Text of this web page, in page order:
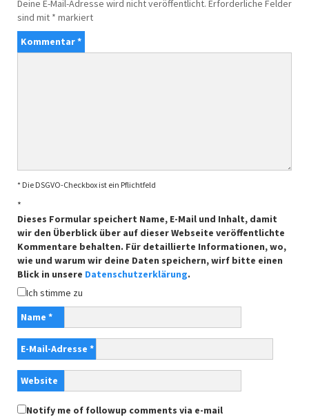
Deine E-Mail-Adresse wird nicht veröffentlicht. Erforderliche Felder
sind mit * markiert
Kommentar*
* Die DSGVO-Checkbox ist ein Pflichtfeld
*
Dieses Formular speichert Name, E-Mail und Inhalt, damit
wir den Überblick über auf dieser Webseite veröffentlichte
Kommentare behalten. Für detaillierte Informationen, wo,
wie und warum wir deine Daten speichern, wirf bitte einen
Blick in unsere Datenschutzerklärung.
Ich stimme zu
Name *
E-Mail-Adresse *
Website
Notify me of followup comments via e-mail